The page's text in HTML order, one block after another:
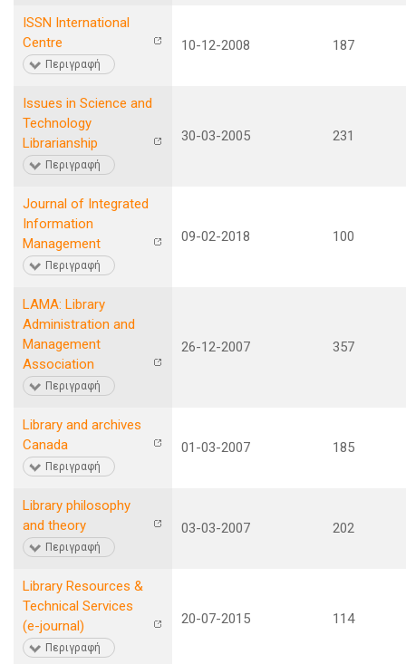
ISSN International
Centre
Περιγραφή
10-12-2008 187
Issues in Science and
Technology
Librarianship
Περιγραφή
30-03-2005 231
Journal of Integrated
Information
Management
Περιγραφή
09-02-2018 100
LAMA: Library
Administration and
Management
Association
Περιγραφή
26-12-2007 357
Library and archives
Canada
Περιγραφή
01-03-2007 185
Library philosophy
and theory
Περιγραφή
03-03-2007 202
Library Resources &
Technical Services
(e-journal)
Περιγραφή
20-07-2015 114